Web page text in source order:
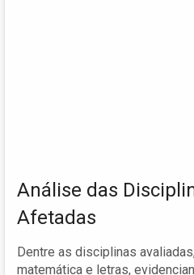
Análise das
Afetadas
Dentre as disciplinas
matemática e letras,